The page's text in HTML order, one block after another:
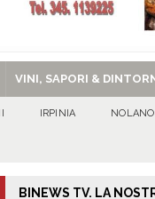
VINI, SAPORI &
IRPINIA NOLANO
BINEWS TV. LA